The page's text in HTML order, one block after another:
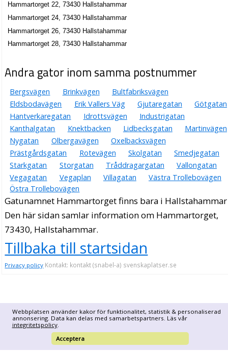
Webbplatsen använder kakor för funktionalitet, statistik & personaliserad
annonsering. Data kan delas med samarbetspartners. Läs vår
integritetspolicy.
Acceptera
Leif Stefan Eriksson
0220-10160
Hammartorget 5 A, 73430 Hallstahammar
Kanalnätet
Ali och Yunüs Kaya Restaurang och Pizzeria HB
0220-14708
Hammartorget 8, 73430 Hallstahammar
Månkatten AB
Monika Birgitta Persson
0220-17220
Hammartorget 8, 73430 Hallstahammar
Hammartorget 22, 73430 Hallstahammar
Hammartorget 24, 73430 Hallstahammar
Hammartorget 26, 73430 Hallstahammar
Hammartorget 28, 73430 Hallstahammar
Andra gator inom samma postnummer
Bergsvägen Brinkvägen
Bultfabriksvägen
Eldsbodavägen
Erik Vallers Väg Gjutaregatan
Götgatan
Hantverkaregatan
Idrottsvägen
Industrigatan
Kanthalgatan
Knektbacken Lidbecksgatan
Martinvägen
Nygatan
Olbergavägen
Oxelbacksvägen
Prästgårdsgatan
Rotevägen Skolgatan
Smedjegatan
Starkgatan
Storgatan Tråddragargatan
Vallongatan
Vegagatan
Vegaplan Villagatan
Västra Trollebovägen
Östra Trollebovägen
Gatunamnet Hammartorget finns bara i Hallstahammar
Den här sidan samlar information om Hammartorget,
73430, Hallstahammar.
Tillbaka till startsidan
Privacy policy Kontakt: kontakt (snabel-a) svenskaplatser.se